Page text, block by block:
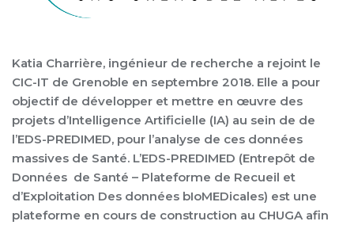
Katia Charrière, ingénieur de recherche a rejoint le
CIC-IT de Grenoble en septembre 2018. Elle a pour
objectif de développer et mettre en œuvre des
projets d’Intelligence Artificielle (IA) au sein de de
l’EDS-PREDIMED, pour l’analyse de ces données
massives de Santé. L’EDS-PREDIMED (Entrepôt de
Données de Santé – Plateforme de Recueil et
d’Exploitation Des données bIoMEDicales) est une
plateforme en cours de construction au CHUGA afin